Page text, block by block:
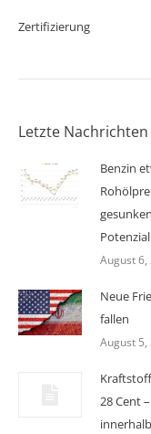
Zertifizierung
Letzte Nachrichten
Benzin
August 6,
Neue
fallen
August 5,
28 Cent